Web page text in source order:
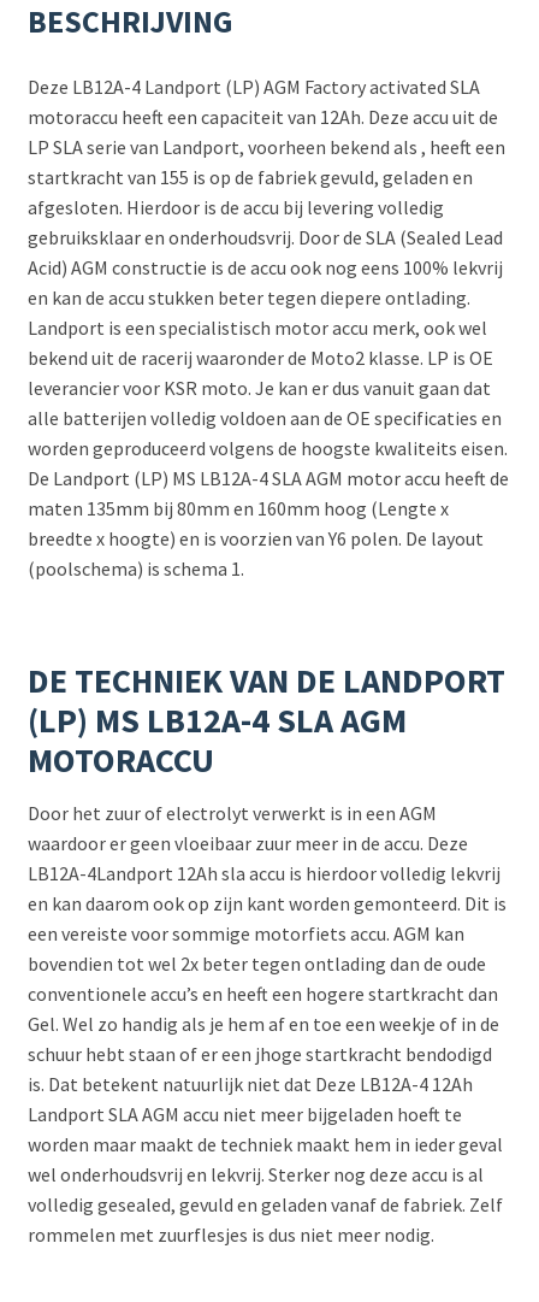
BESCHRIJVING
Deze LB12A-4 Landport (LP) AGM Factory activated SLA
motoraccu heeft een capaciteit van 12Ah. Deze accu uit de
LP SLA serie van Landport, voorheen bekend als , heeft een
startkracht van 155 is op de fabriek gevuld, geladen en
afgesloten. Hierdoor is de accu bij levering volledig
gebruiksklaar en onderhoudsvrij. Door de SLA (Sealed Lead
Acid) AGM constructie is de accu ook nog eens 100% lekvrij
en kan de accu stukken beter tegen diepere ontlading.
Landport is een specialistisch motor accu merk, ook wel
bekend uit de racerij waaronder de Moto2 klasse. LP is OE
leverancier voor KSR moto. Je kan er dus vanuit gaan dat
alle batterijen volledig voldoen aan de OE specificaties en
worden geproduceerd volgens de hoogste kwaliteits eisen.
De Landport (LP) MS LB12A-4 SLA AGM motor accu heeft de
maten 135mm bij 80mm en 160mm hoog (Lengte x
breedte x hoogte) en is voorzien van Y6 polen. De layout
(poolschema) is schema 1.
DE TECHNIEK VAN DE LANDPORT
(LP) MS LB12A-4 SLA AGM
MOTORACCU
Door het zuur of electrolyt verwerkt is in een AGM
waardoor er geen vloeibaar zuur meer in de accu. Deze
LB12A-4Landport 12Ah sla accu is hierdoor volledig lekvrij
en kan daarom ook op zijn kant worden gemonteerd. Dit is
een vereiste voor sommige motorfiets accu. AGM kan
bovendien tot wel 2x beter tegen ontlading dan de oude
conventionele accu’s en heeft een hogere startkracht dan
Gel. Wel zo handig als je hem af en toe een weekje of in de
schuur hebt staan of er een jhoge startkracht bendodigd
is. Dat betekent natuurlijk niet dat Deze LB12A-4 12Ah
Landport SLA AGM accu niet meer bijgeladen hoeft te
worden maar maakt de techniek maakt hem in ieder geval
wel onderhoudsvrij en lekvrij. Sterker nog deze accu is al
volledig gesealed, gevuld en geladen vanaf de fabriek. Zelf
rommelen met zuurflesjes is dus niet meer nodig.